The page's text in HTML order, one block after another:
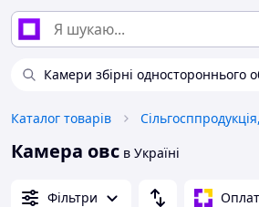
Камери збірні одностороннього
Каталог товарів
Камера овс в Україні
Фільтри